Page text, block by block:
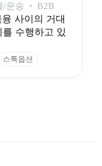
운송 ‧ B2B
사이의 거대
수행하고 있
스톡옵션